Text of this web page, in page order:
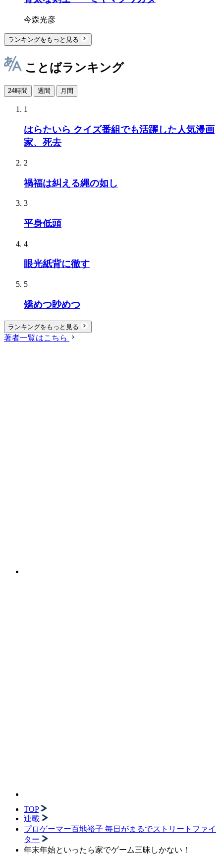
今森光彦
ランキングをもっと見る
ことばランキング
24時間 週間 月間
1
はらたいら クイズ番組でも活躍した人気漫画
家、死去
2
禍福は糾える縄の如し
3
平身低頭
4
眼光紙背に徹す
5
矯めつ眇めつ
ランキングをもっと見る
著者一覧はこちら
TOP
連載
プロゲーマー百地裕子 毎日がまるでストリートファイ
ター
年末年始といったら家でゲーム三昧しかない！